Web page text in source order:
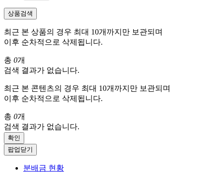
상품검색
최근 본 상품의 경우 최대 10개까지만 보관되며
이후 순차적으로 삭제됩니다.
총 0개
검색 결과가 없습니다.
최근 본 콘텐츠의 경우 최대 10개까지만 보관되며
이후 순차적으로 삭제됩니다.
총 0개
검색 결과가 없습니다.
확인
팝업닫기
분배금 현황